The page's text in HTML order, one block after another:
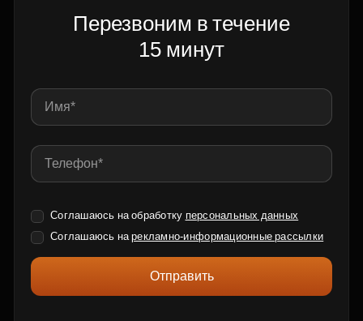
Перезвоним в течение
15 минут
Соглашаюсь на обработку персональных данных
Соглашаюсь нарекламно-информационные рассылки
Отправить